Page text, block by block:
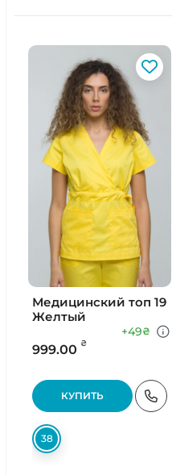
Медицинский топ 19
Желтый
999.00 ₴
+49₴
КУПИТЬ
38